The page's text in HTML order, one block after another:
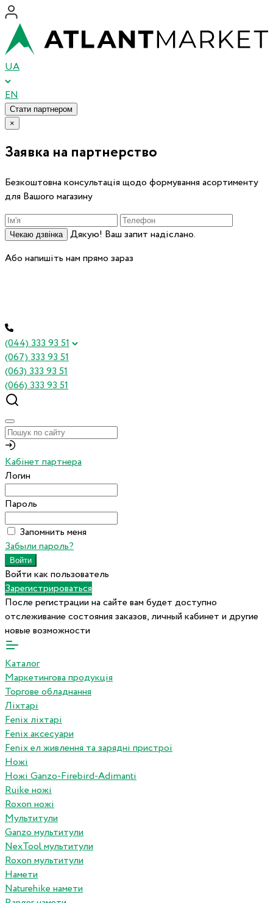
UA
EN
Стати партнером
×
Заявка на партнерство
Безкоштовна консультація щодо формування асортименту
для Вашого магазину
Чекаю дзвінка
Дякую! Ваш запит надіслано.
Або напишіть нам прямо зараз
(044) 333 93 51
(067) 333 93 51
(063) 333 93 51
(066) 333 93 51
Кабінет партнера
Логин
Пароль
Запомнить меня
Забыли пароль?
Войти как пользователь
Зарегистрироваться
После регистрации на сайте вам будет доступно
отслеживание состояния заказов, личный кабинет и другие
новые возможности
Каталог
Маркетингова продукція
Торгове обладнання
Ліхтарі
Fenix ліхтарі
Fenix аксесуари
Fenix ел живлення та зарядні пристрої
Ножі
Ножі Ganzo-Firebird-Adimanti
Ruike ножі
Roxon ножi
Мультитули
Ganzo мультитули
NexTool мультитули
Roxon мультитули
Намети
Naturehike намети